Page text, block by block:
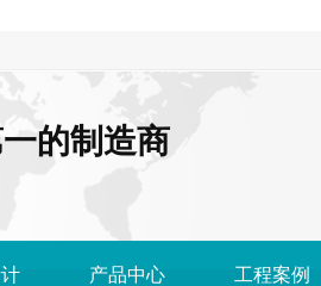
的制造商
产品中心 工程案例